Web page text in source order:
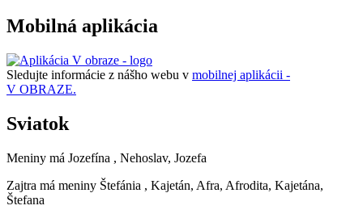
Mobilná aplikácia
Sledujte informácie z nášho webu v mobilnej aplikácii -
V OBRAZE.
Sviatok
Meniny má Jozefína , Nehoslav, Jozefa
Zajtra má meniny Štefánia , Kajetán, Afra, Afrodita, Kajetána,
Štefana